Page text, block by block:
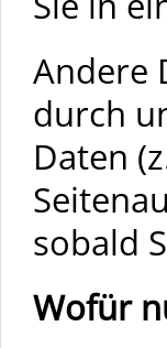
Andere
durch
Daten
sobald
Wofür